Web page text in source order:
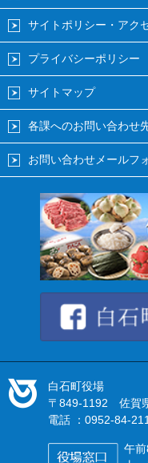
サイトポリシー・アク
プライバシーポリシー
サイトマップ
各課へのお問い合わせ
お問い合わせメールフ
白石町役場
〒849-1192 佐賀
電話 ：0952-84-
午